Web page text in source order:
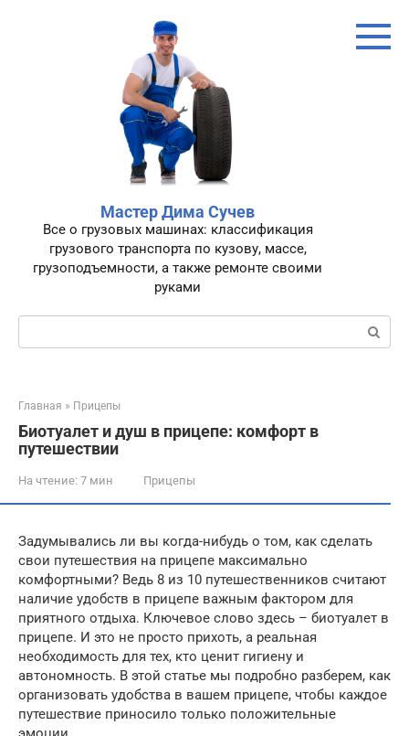
Мастер Дима Сучев
Все о грузовых машинах: классификация
грузового транспорта по кузову, массе,
грузоподъемности, а также ремонте своими
руками
Поиск:
Главная » Прицепы
Биотуалет и душ в прицепе: комфорт в
путешествии
На чтение: 7 мин Прицепы
Задумывались ли вы когда-нибудь о том, как сделать
свои путешествия на прицепе максимально
комфортными? Ведь 8 из 10 путешественников считают
наличие удобств в прицепе важным фактором для
приятного отдыха. Ключевое слово здесь – биотуалет в
прицепе. И это не просто прихоть, а реальная
необходимость для тех, кто ценит гигиену и
автономность. В этой статье мы подробно разберем, как
организовать удобства в вашем прицепе, чтобы каждое
путешествие приносило только положительные